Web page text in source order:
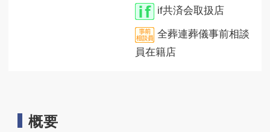
if共済会取扱店
全葬連葬儀事前相談
員在籍店
概要